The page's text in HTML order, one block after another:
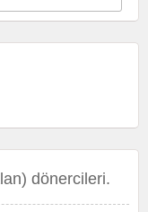
dönercileri.